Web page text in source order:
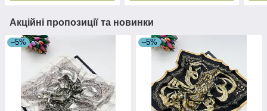
Акційні пропозиції та новинки
–5% –5%